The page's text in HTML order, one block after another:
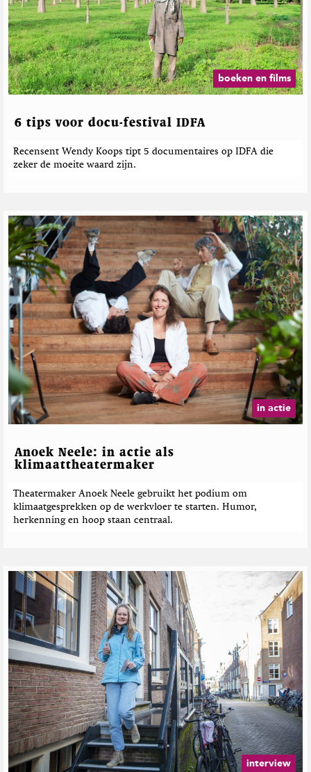
s
o
p
T
w
i
t
t
r
h
M
a
g
a
z
i
e
e
d
e
b
e
boeken en films
6 tips voor docu-festival IDFA
Recensent Wendy Koops tipt 5 documentaires op IDFA die
zeker de moeite waard zijn.
in actie
Anoek Neele: in actie als
klimaattheatermaker
Theatermaker Anoek Neele gebruikt het podium om
klimaatgesprekken op de werkvloer te starten. Humor,
herkenning en hoop staan centraal.
interview